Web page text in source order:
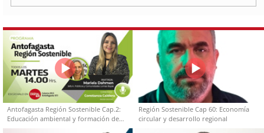
Antofagasta Región Sostenible Cap.2:
Educación ambiental y formación de
capacidades técnicas
Región Sostenible Cap 60: Economía
circular y desarrollo regional